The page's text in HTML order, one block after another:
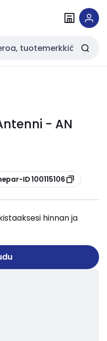
- AN
ID 100115106
hinnan ja